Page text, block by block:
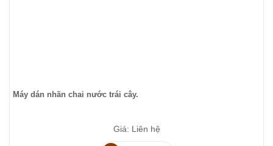
Máy dán nhãn chai nước trái cây.
Giá: Liên hệ